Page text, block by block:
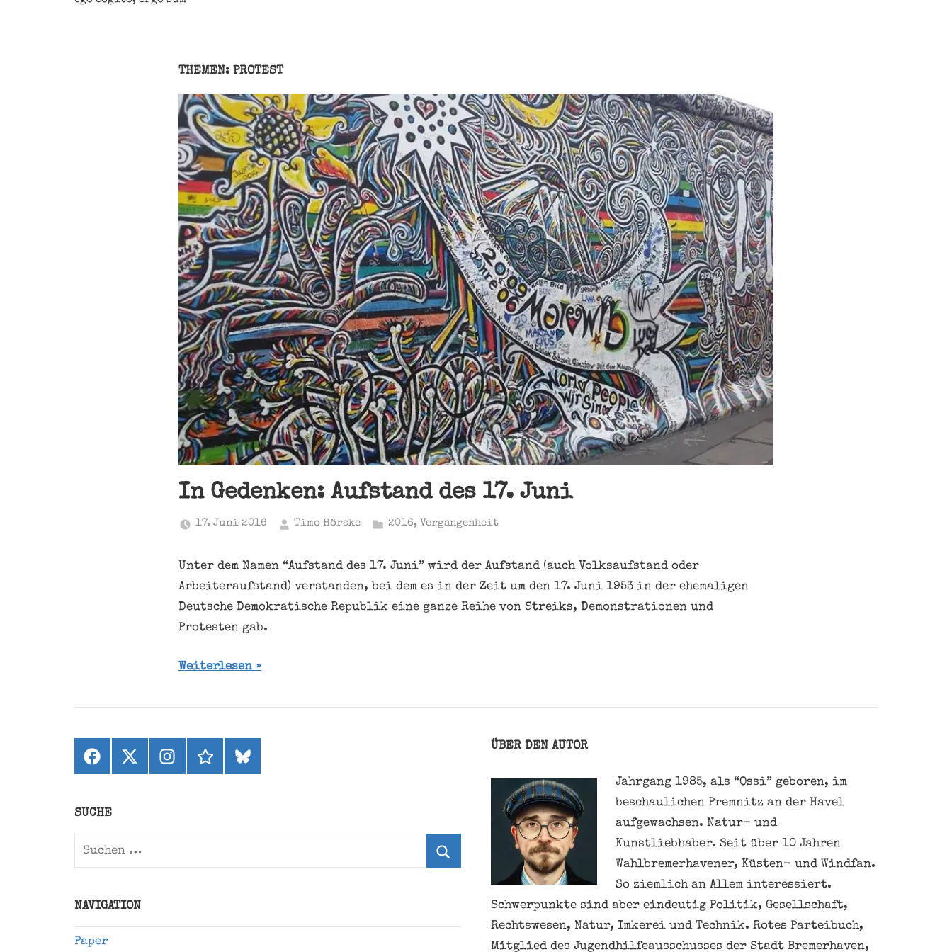
THEMEN: PROTEST
In Gedenken: Aufstand des 17. Juni
17. Juni 2016 Timo Hörske 2016, Vergangenheit
Unter dem Namen “Aufstand des 17. Juni” wird der Aufstand (auch Volksaufstand oder
Arbeiteraufstand) verstanden, bei dem es in der Zeit um den 17. Juni 1953 in der ehemaligen
Deutsche Demokratische Republik eine ganze Reihe von Streiks, Demonstrationen und
Protesten gab.
Weiterlesen
Facebook
X
(ehemals
Instagramthreadsbluesky
SUCHE
Suchen
NAVIGATION
Paper
ÜBER DEN AUTOR
Jahrgang 1985, als “Ossi” geboren, im
beschaulichen Premnitz an der Havel
aufgewachsen. Natur- und
Kunstliebhaber. Seit über 10 Jahren
Wahlbremerhavener, Küsten- und Windfan.
So ziemlich an Allem interessiert.
Schwerpunkte sind aber eindeutig Politik, Gesellschaft,
Rechtswesen, Natur, Imkerei und Technik. Rotes Parteibuch,
Mitglied des Jugendhilfeausschusses der Stadt Bremerhaven,